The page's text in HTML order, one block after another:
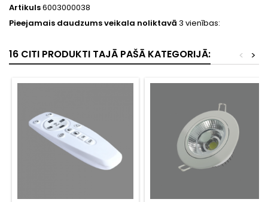
Artikuls6003000038
Pieejamais daudzums veikala noliktavā 3 vienības:
16 CITI PRODUKTI TAJĀ PAŠĀ KATEGORIJĀ: >
<